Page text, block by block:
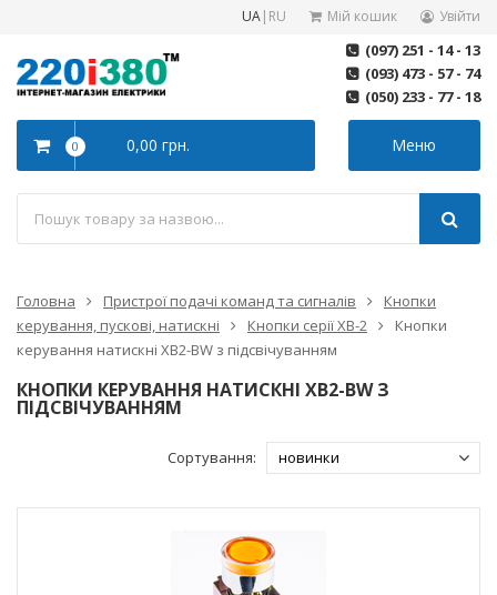
UA| RU Мій кошик Увійти
(097) 251 - 14 - 13
(093) 473 - 57 - 74
(050) 233 - 77 - 18
Меню
0 0,00 грн.
Головна Пристрої подачі команд та сигналів
Кнопки
керування, пускові, натискні
Кнопки серії XB-2
Кнопки
керування натискні XB2-BW з підсвічуванням
КНОПКИ КЕРУВАННЯ НАТИСКНІ XB2-BW З
ПІДСВІЧУВАННЯМ
Сортування: